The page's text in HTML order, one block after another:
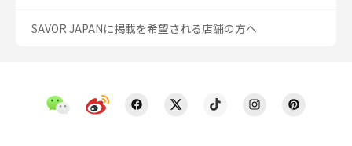
SAVOR JAPANに掲載を希望される店舗の方へ